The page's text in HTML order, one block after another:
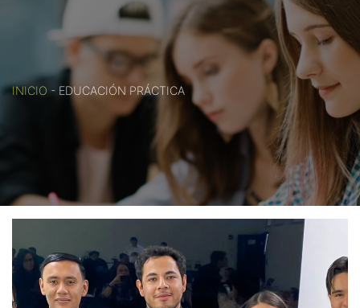
INICIO - EDUCACIÓN PRÁCTICA